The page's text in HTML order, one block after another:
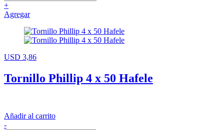
+
Agregar
USD 3,86
Tornillo Phillip 4 x 50 Hafele
Añadir al carrito
-